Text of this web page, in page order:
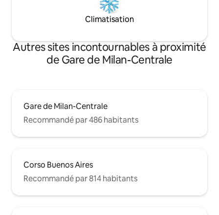
Climatisation
Autres sites incontournables à proximité
de Gare de Milan-Centrale
Gare de Milan-Centrale
Recommandé par 486 habitants
Corso Buenos Aires
Recommandé par 814 habitants